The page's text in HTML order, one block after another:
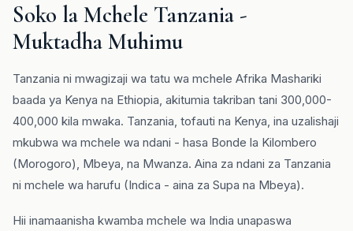
Soko la Mchele Tanzania -
Muktadha Muhimu
Tanzania ni mwagizaji wa tatu wa mchele Afrika Mashariki
baada ya Kenya na Ethiopia, akitumia takriban tani 300,000-
400,000 kila mwaka. Tanzania, tofauti na Kenya, ina uzalishaji
mkubwa wa mchele wa ndani - hasa Bonde la Kilombero
(Morogoro), Mbeya, na Mwanza. Aina za ndani za Tanzania
ni mchele wa harufu (Indica - aina za Supa na Mbeya).
Hii inamaanisha kwamba mchele wa India unapaswa